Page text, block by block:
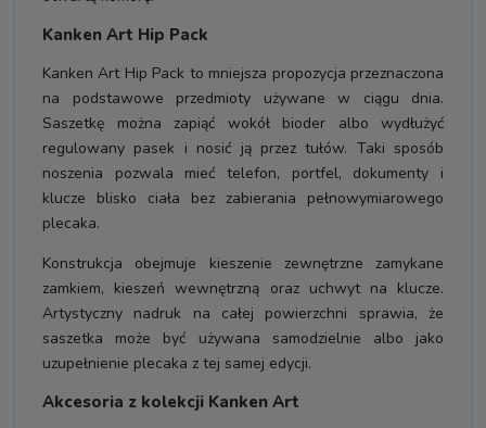
Kanken Art Hip Pack
Kanken Art Hip Pack to mniejsza propozycja przeznaczona
na podstawowe przedmioty używane w ciągu dnia.
Saszetkę można zapiąć wokół bioder albo wydłużyć
regulowany pasek i nosić ją przez tułów. Taki sposób
noszenia pozwala mieć telefon, portfel, dokumenty i
klucze blisko ciała bez zabierania pełnowymiarowego
plecaka.
Konstrukcja obejmuje kieszenie zewnętrzne zamykane
zamkiem, kieszeń wewnętrzną oraz uchwyt na klucze.
Artystyczny nadruk na całej powierzchni sprawia, że
saszetka może być używana samodzielnie albo jako
uzupełnienie plecaka z tej samej edycji.
Akcesoria z kolekcji Kanken Art